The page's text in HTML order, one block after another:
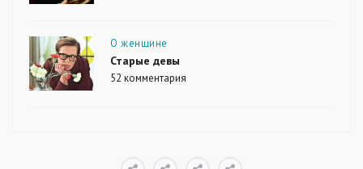
Рубрики
О женщине
Старые девы
52 комментария
Почему Зачем?